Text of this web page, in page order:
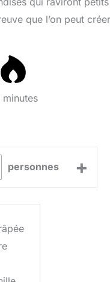
que l’on peut
minutes
personnes +